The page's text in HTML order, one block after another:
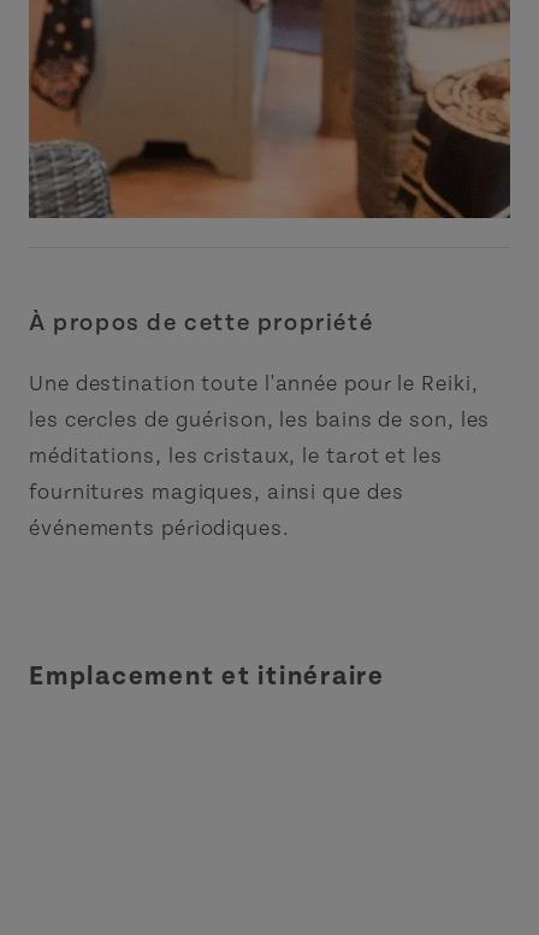
À propos de cette propriété
Une destination toute l'année pour le Reiki,
les cercles de guérison, les bains de son, les
méditations, les cristaux, le tarot et les
fournitures magiques, ainsi que des
événements périodiques.
Emplacement et itinéraire